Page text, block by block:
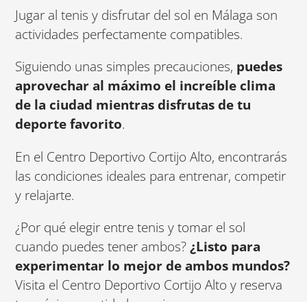
Jugar al tenis y disfrutar del sol en Málaga son
actividades perfectamente compatibles.
Siguiendo unas simples precauciones, puedes
aprovechar al máximo el increíble clima
de la ciudad mientras disfrutas de tu
deporte favorito.
En el Centro Deportivo Cortijo Alto, encontrarás
las condiciones ideales para entrenar, competir
y relajarte.
¿Por qué elegir entre tenis y tomar el sol
cuando puedes tener ambos?¿Listo para
experimentar lo mejor de ambos mundos?
Visita el Centro Deportivo Cortijo Alto y reserva